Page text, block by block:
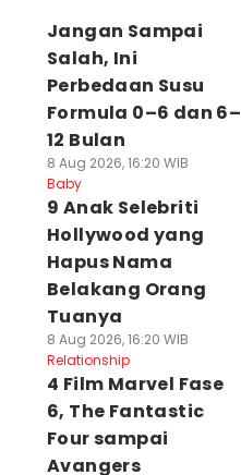
Jangan Sampai
Salah, Ini
Perbedaan Susu
Formula 0–6 dan 6–
12 Bulan
8 Aug 2026, 16:20 WIB
Baby
9 Anak Selebriti
Hollywood yang
Hapus Nama
Belakang Orang
Tuanya
8 Aug 2026, 16:20 WIB
Relationship
4 Film Marvel Fase
6, The Fantastic
Four sampai
Avangers